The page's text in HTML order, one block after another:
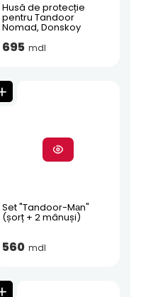
Husă de protecție
pentru Tandoor
Nomad, Donskoy
695 mdl
Set "Tandoor-Mаn"
(șorț + 2 mânuși)
560 mdl